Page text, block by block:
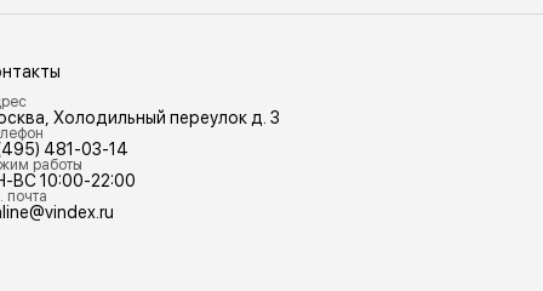
Холодильный переулок д. 3
481-03-14
работы
ВС 10:00-22:00
почта